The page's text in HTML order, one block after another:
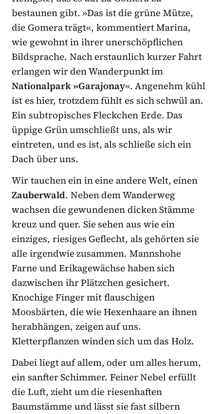
bestaunen gibt. »Das ist die grüne Mütze,
die Gomera trägt«, kommentiert Marina,
wie gewohnt in ihrer unerschöpflichen
Bildsprache. Nach erstaunlich kurzer Fahrt
erlangen wir den Wanderpunkt im
Nationalpark »Garajonay«. Angenehm kühl
ist es hier, trotzdem fühlt es sich schwül an.
Ein subtropisches Fleckchen Erde. Das
üppige Grün umschließt uns, als wir
eintreten, und es ist, als schließe sich ein
Dach über uns.
Wir tauchen ein in eine andere Welt, einen
Zauberwald. Neben dem Wanderweg
wachsen die gewundenen dicken Stämme
kreuz und quer. Sie sehen aus wie ein
einziges, riesiges Geflecht, als gehörten sie
alle irgendwie zusammen. Mannshohe
Farne und Erikagewächse haben sich
dazwischen ihr Plätzchen gesichert.
Knochige Finger mit flauschigen
Moosbärten, die wie Hexenhaare an ihnen
herabhängen, zeigen auf uns.
Kletterpflanzen winden sich um das Holz.
Dabei liegt auf allem, oder um alles herum,
ein sanfter Schimmer. Feiner Nebel erfüllt
die Luft, zieht um die riesenhaften
Baumstämme und lässt sie fast silbern